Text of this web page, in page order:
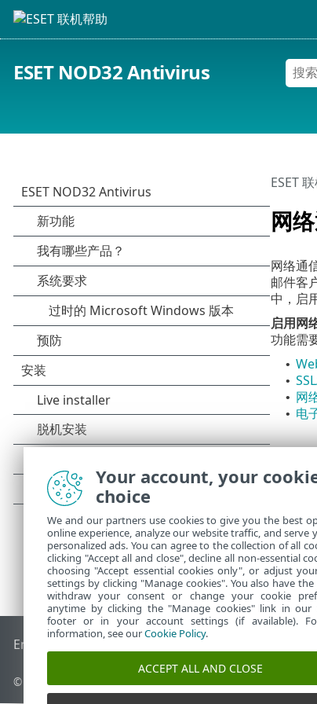
ESET NOD32 Antivirus
网
ESET
网络通
邮件客
中，启
启用网
功能需
•
•
• 网
• 电
End of Life ESET 知识库 ESET 论坛ESET Status Portal
© 1992 - 2025 ESET, spol. s r.o. - 保留所有权利。
Your account, your
choice
We and our partners use cookies to give you the best
online experience, analyze our website traffic, and serve
personalized ads. You can agree to the collection of all
clicking "Accept all and close", decline all non-essential
choosing "Accept essential cookies only", or adjust
settings by clicking "Manage cookies". You also have
withdraw your consent or change your cookie
anytime by clicking the "Manage cookies" link in our
footer or in your account settings (if available).
information, see ourCookie Policy.
ACCEPT ALL AND CLOSE